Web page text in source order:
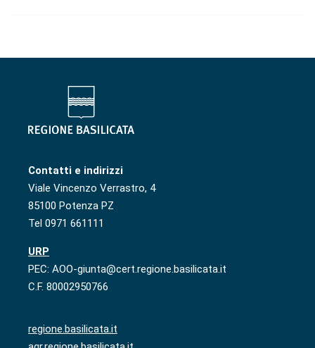
Contatti e indirizzi
Viale Vincenzo Verrastro, 4
85100 Potenza PZ
Tel 0971 661111
URP
PEC: AOO-giunta@cert.regione.basilicata.it
C.F. 80002950766
regione.basilicata.it